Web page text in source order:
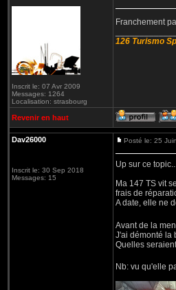
Inscrit le: 07 Avr 2009
Messages: 1264
Localisation: strasbourg
Franchement
126 Turismo
Revenir en haut
Dav26000
Inscrit le: 30 Sep 2018
Messages: 15
Posté le: 25
Up sur ce
Ma 147 TS vit
frais de
A date, elle ne
Avant de la
J'ai démonté la
Quelles
Nb: vu qu'elle